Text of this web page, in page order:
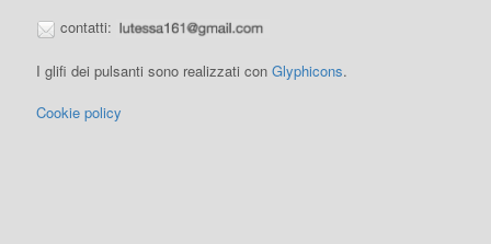
contatti:
I glifi dei pulsanti sono realizzati conGlyphicons.
Cookie policy